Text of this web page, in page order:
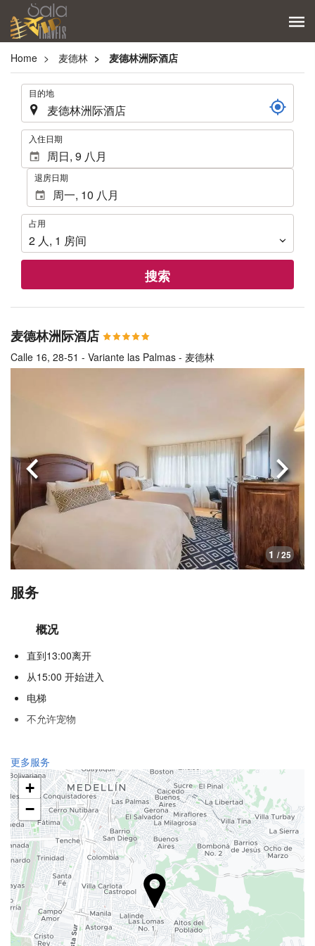
Home 麦德林 麦德林洲际酒店
. 目的地
. 入住日期
退房日期
占
用
占用
2 人, 1 房间
搜索
麦德林洲际酒店
Calle 16, 28-51 - Variante las Palmas - 麦德林
1 / 25
上一页 下一
服务
概况
直到13:00离开
从15:00 开始进入
电梯
不允许宠物
健康
水疗中心
土耳其浴
三温暖
健身房
食品与饮品
单点餐厅
酒巴
更多服务
+
−